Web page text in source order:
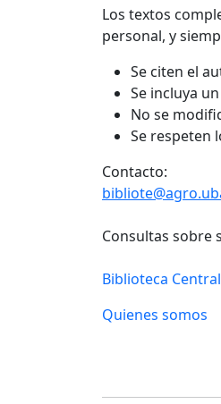
Los textos
personal, y
Se citen el
Se incluya
No se
Se respeten
Contacto:
Consultas sobre
Biblioteca
Quienes somos